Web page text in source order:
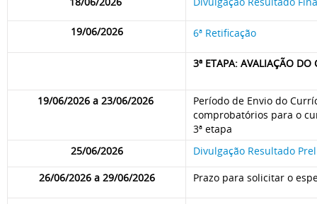
19/06/2026 6ª Retificação
3ª ETAPA: AVALIAÇÃO DO
19/06/2026 a 23/06/2026
Período de Envio do
comprobatórios para o
3ª etapa
25/06/2026
Divulgação Resultado
26/06/2026 a 29/06/2026
Prazo para solicitar o